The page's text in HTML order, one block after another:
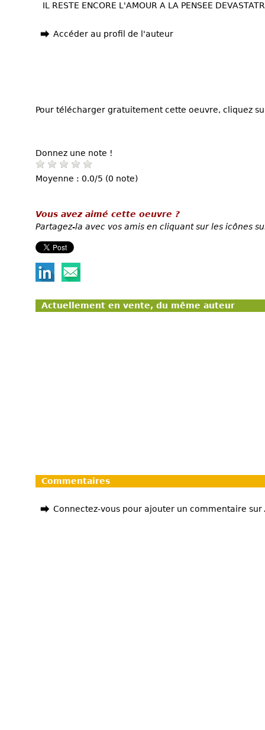
IL RESTE ENCORE L'AMOUR A LA PENSEE
Accéder au profil de l'auteur
Pour télécharger gratuitement cette oeuvre, cliquez
Donnez une note !
Moyenne : 0.0/5 (0 note)
Vous avez aimé cette oeuvre ?
Partagez-la avec vos amis en cliquant sur les icônes
Actuellement en vente, du même auteur
Commentaires
Connectez-vous pour ajouter un commentaire sur